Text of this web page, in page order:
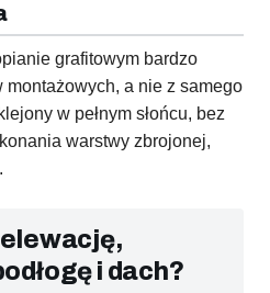
grafitowym bardzo
montażowych, a nie z samego
w pełnym słońcu, bez
warstwy zbrojonej,
i dach?